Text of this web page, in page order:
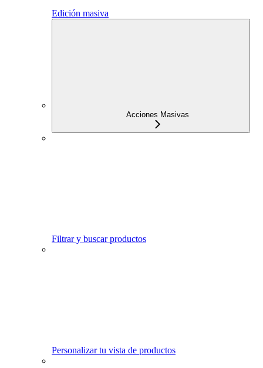
Edición masiva
Acciones Masivas
Filtrar y buscar productos
Personalizar tu vista de productos